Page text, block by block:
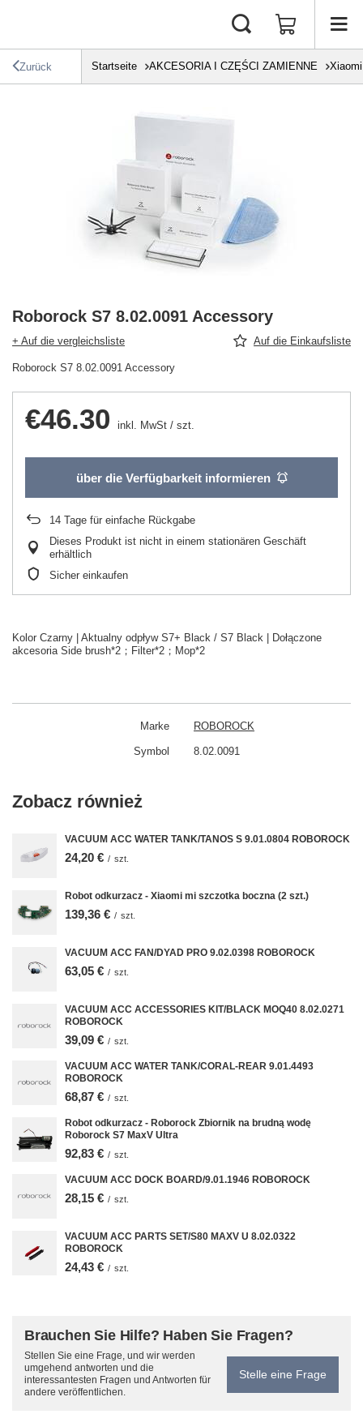
Zurück Startseite AKCESORIA I CZĘŚCI ZAMIENNE Xiaomi
Roborock S7 8.02.0091 Accessory
+ Auf die vergleichsliste Auf die Einkaufsliste
Roborock S7 8.02.0091 Accessory
€46.30 inkl. MwSt / szt.
über die Verfügbarkeit informieren
14 Tage für einfache Rückgabe
Dieses Produkt ist nicht in einem stationären Geschäft
erhältlich
Sicher einkaufen
Kolor Czarny | Aktualny odpływ S7+ Black / S7 Black | Dołączone
akcesoria Side brush*2；Filter*2；Mop*2
Marke ROBOROCK
Symbol 8.02.0091
Zobacz również
VACUUM ACC WATER TANK/TANOS S 9.01.0804 ROBOROCK
24,20 € / szt.
Robot odkurzacz - Xiaomi mi szczotka boczna (2 szt.)
139,36 € / szt.
VACUUM ACC FAN/DYAD PRO 9.02.0398 ROBOROCK
63,05 € / szt.
VACUUM ACC ACCESSORIES KIT/BLACK MOQ40 8.02.0271
ROBOROCK
39,09 € / szt.
VACUUM ACC WATER TANK/CORAL-REAR 9.01.4493
ROBOROCK
68,87 € / szt.
Robot odkurzacz - Roborock Zbiornik na brudną wodę
Roborock S7 MaxV Ultra
92,83 € / szt.
VACUUM ACC DOCK BOARD/9.01.1946 ROBOROCK
28,15 € / szt.
VACUUM ACC PARTS SET/S80 MAXV U 8.02.0322
ROBOROCK
24,43 € / szt.
Brauchen Sie Hilfe? Haben Sie Fragen?
Stellen Sie eine Frage, und wir werden
umgehend antworten und die
interessantesten Fragen und Antworten für
andere veröffentlichen.
Stelle eine Frage